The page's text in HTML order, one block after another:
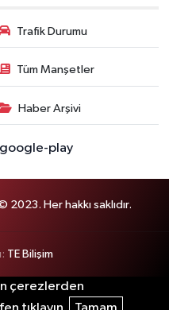
Trafik Durumu
Tüm Manşetler
Haber Arşivi
Her hakkı saklıdır.
TE Bilişim
çerezlerden